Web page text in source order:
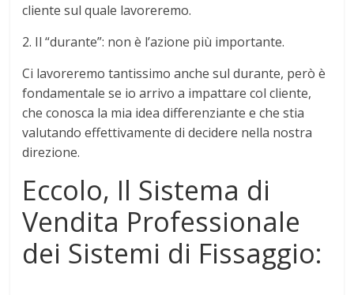
cliente sul quale lavoreremo.
2. Il “durante”: non è l’azione più importante.
Ci lavoreremo tantissimo anche sul durante, però è
fondamentale se io arrivo a impattare col cliente,
che conosca la mia idea differenziante e che stia
valutando effettivamente di decidere nella nostra
direzione.
Eccolo, Il Sistema di
Vendita Professionale
dei Sistemi di Fissaggio: